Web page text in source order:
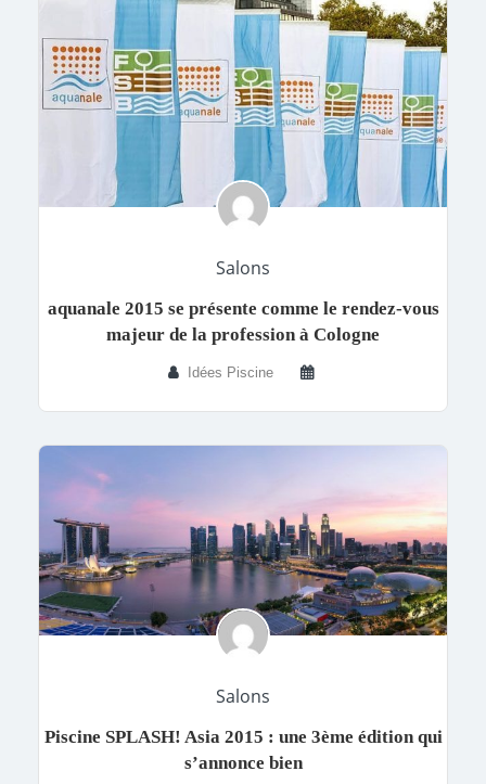
Salons
aquanale 2015 se présente comme le rendez-vous
majeur de la profession à Cologne
Idées Piscine
Salons
Piscine SPLASH! Asia 2015 : une 3ème édition qui
s’annonce bien